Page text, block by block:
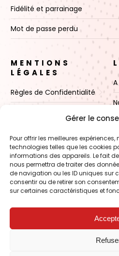
Gérer le
Pour offrir les meilleures
technologies telles que les cookies
informations des appareils. Le fait
nous permettra de traiter des
de navigation ou les ID uniques sur
consentir ou de retirer son
sur certaines caractéristiques et
Fidélité et parrainage
Mot de passe perdu
MENTIONS
LÉGALES
Règles de Confidentialité
Politique de cookies (UE)
FORMATION – Udef Academy